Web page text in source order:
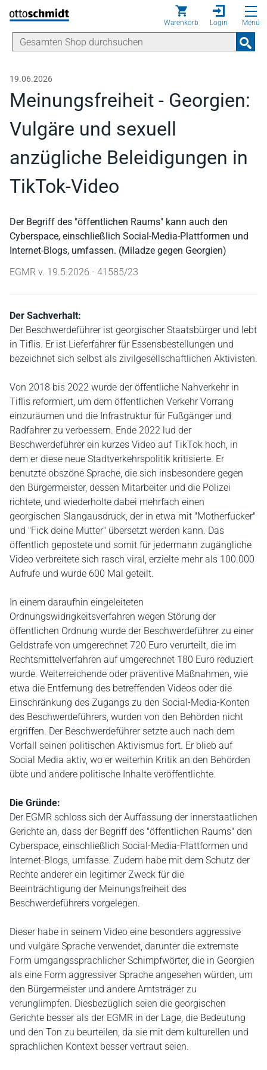
Direkt zum Inhalt
Warenkorb Login Menü
19.06.2026
Meinungsfreiheit - Georgien:
Vulgäre und sexuell
anzügliche Beleidigungen in
TikTok-Video
Der Begriff des "öffentlichen Raums" kann auch den
Cyberspace, einschließlich Social-Media-Plattformen und
Internet-Blogs, umfassen. (Miladze gegen Georgien)
EGMR v. 19.5.2026 - 41585/23
Der Sachverhalt:
Der Beschwerdeführer ist georgischer Staatsbürger und lebt
in Tiflis. Er ist Lieferfahrer für Essensbestellungen und
bezeichnet sich selbst als zivilgesellschaftlichen Aktivisten.
Von 2018 bis 2022 wurde der öffentliche Nahverkehr in
Tiflis reformiert, um dem öffentlichen Verkehr Vorrang
einzuräumen und die Infrastruktur für Fußgänger und
Radfahrer zu verbessern. Ende 2022 lud der
Beschwerdeführer ein kurzes Video auf TikTok hoch, in
dem er diese neue Stadtverkehrspolitik kritisierte. Er
benutzte obszöne Sprache, die sich insbesondere gegen
den Bürgermeister, dessen Mitarbeiter und die Polizei
richtete, und wiederholte dabei mehrfach einen
georgischen Slangausdruck, der in etwa mit "Motherfucker"
und "Fick deine Mutter" übersetzt werden kann. Das
öffentlich gepostete und somit für jedermann zugängliche
Video verbreitete sich rasch viral, erzielte mehr als 100.000
Aufrufe und wurde 600 Mal geteilt.
In einem daraufhin eingeleiteten
Ordnungswidrigkeitsverfahren wegen Störung der
öffentlichen Ordnung wurde der Beschwerdeführer zu einer
Geldstrafe von umgerechnet 720 Euro verurteilt, die im
Rechtsmittelverfahren auf umgerechnet 180 Euro reduziert
wurde. Weiterreichende oder präventive Maßnahmen, wie
etwa die Entfernung des betreffenden Videos oder die
Einschränkung des Zugangs zu den Social-Media-Konten
des Beschwerdeführers, wurden von den Behörden nicht
ergriffen. Der Beschwerdeführer setzte auch nach dem
Vorfall seinen politischen Aktivismus fort. Er blieb auf
Social Media aktiv, wo er weiterhin Kritik an den Behörden
übte und andere politische Inhalte veröffentlichte.
Die Gründe:
Der EGMR schloss sich der Auffassung der innerstaatlichen
Gerichte an, dass der Begriff des "öffentlichen Raums" den
Cyberspace, einschließlich Social-Media-Plattformen und
Internet-Blogs, umfasse. Zudem habe mit dem Schutz der
Rechte anderer ein legitimer Zweck für die
Beeinträchtigung der Meinungsfreiheit des
Beschwerdeführers vorgelegen.
Dieser habe in seinem Video eine besonders aggressive
und vulgäre Sprache verwendet, darunter die extremste
Form umgangssprachlicher Schimpfwörter, die in Georgien
als eine Form aggressiver Sprache angesehen würden, um
den Bürgermeister und andere Amtsträger zu
verunglimpfen. Diesbezüglich seien die georgischen
Gerichte besser als der EGMR in der Lage, die Bedeutung
und den Ton zu beurteilen, da sie mit dem kulturellen und
sprachlichen Kontext besser vertraut seien.